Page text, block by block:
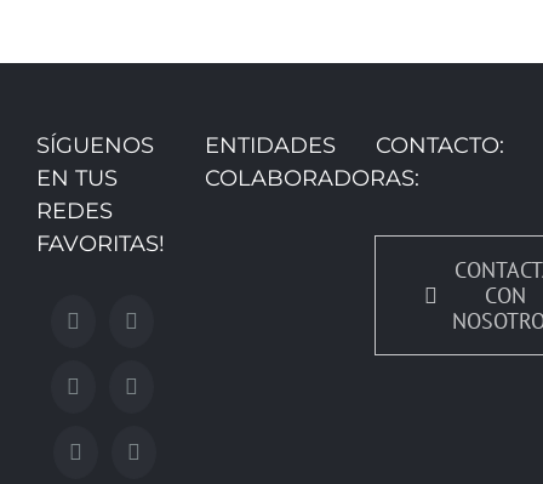
SÍGUENOS
EN TUS
REDES
FAVORITAS!
ENTIDADES
COLABORADORAS:
CONTACTO:
CON